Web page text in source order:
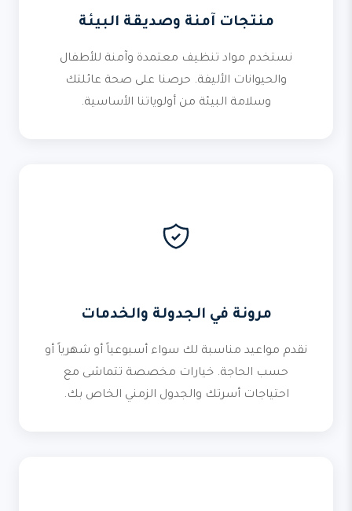
منتجات آمنة وصديقة البيئة
نستخدم مواد تنظيف معتمدة وآمنة للأطفال
والحيوانات الأليفة. حرصنا على صحة عائلتك
وسلامة البيئة من أولوياتنا الأساسية.
مرونة في الجدولة والخدمات
نقدم مواعيد مناسبة لك سواء أسبوعياً أو شهرياً أو
حسب الحاجة. خيارات مخصصة تتماشى مع
احتياجات أسرتك والجدول الزمني الخاص بك.